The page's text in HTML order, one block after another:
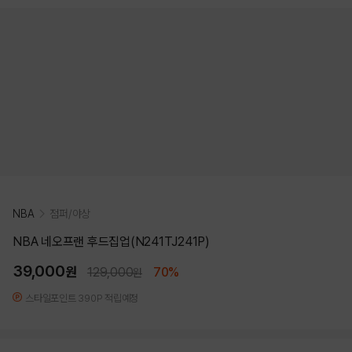
NBA 점퍼/야상
NBA 네오프랜 후드집업(N241TJ241P)
39,000원 129,000원 70%
스타일포인트 390P 적립예정